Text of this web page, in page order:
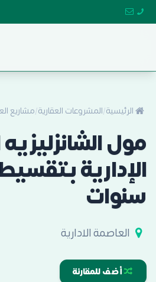
الرئيسية/المشروعات العقارية/مشاريع
مول
سنوات
العاصمة الادارية
أضف للمقارنة